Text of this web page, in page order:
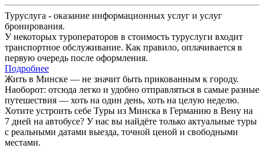
Туруслуга - оказание информационных услуг и услуг
бронирования.
У некоторых туроператоров в стоимость туруслуги входит
транспортное обслуживание. Как правило, оплачивается в
первую очередь после оформления.
Подробнее
Жить в Минске — не значит быть прикованным к городу.
Наоборот: отсюда легко и удобно отправляться в самые разные
путешествия — хоть на один день, хоть на целую неделю.
Хотите устроить себе Туры из Минска в Германию в Вену на
7 дней на автобусе? У нас вы найдёте только актуальные туры
с реальными датами выезда, точной ценой и свободными
местами.